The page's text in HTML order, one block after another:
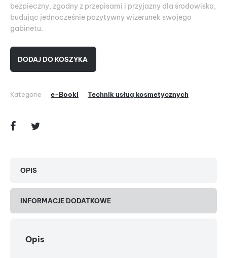
bezpieczny, zgodny z przepisami i przyjazny dla środowiska,
budując jednocześnie pozytywny wizerunek swojego
gabinetu.
DODAJ DO KOSZYKA
Kategorie e-Booki Technik usług kosmetycznych
OPIS
INFORMACJE DODATKOWE
Opis